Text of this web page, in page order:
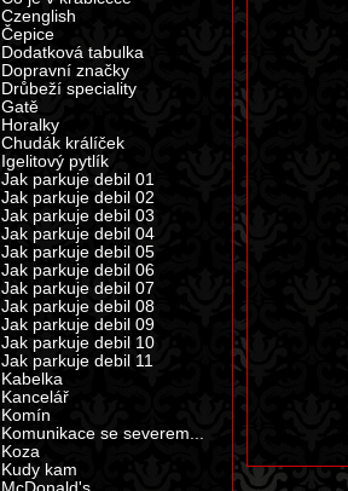
Czenglish
Čepice
Dodatková tabulka
Dopravní značky
Drůbeží speciality
Gatě
Horalky
Chudák králíček
Igelitový pytlík
Jak parkuje debil 01
Jak parkuje debil 02
Jak parkuje debil 03
Jak parkuje debil 04
Jak parkuje debil 05
Jak parkuje debil 06
Jak parkuje debil 07
Jak parkuje debil 08
Jak parkuje debil 09
Jak parkuje debil 10
Jak parkuje debil 11
Kabelka
Kancelář
Komín
Komunikace se severem...
Koza
Kudy kam